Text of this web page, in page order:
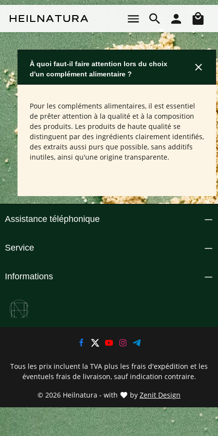
À quoi faut-il faire attention lors du choix
d'un complément alimentaire ?
Pour les compléments alimentaires, il est essentiel
de prêter attention à la qualité et à la composition
des produits. Les produits de haute qualité se
distinguent par des ingrédients clairement identifiés,
des extraits aussi purs que possible, sans additifs
inutiles, ainsi qu'une origine transparente.
Assistance téléphonique
Service
Informations
© 2026 Heilnatura - with by Zenit Design
Tous les prix incluent la TVA plus les frais d'expédition et les
éventuels frais de livraison, sauf indication contraire.